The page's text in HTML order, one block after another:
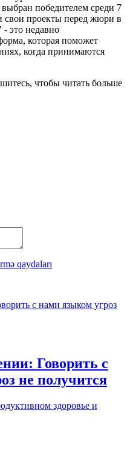
победителем среди 7
свои проекты перед жюри в
это недавно
которая поможет
когда принимаются
чтобы читать больше
qaydaları
Говорить с
не получится